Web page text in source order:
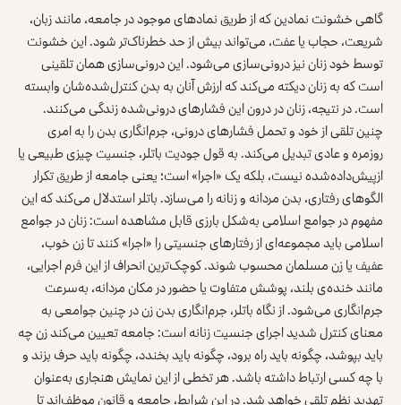
گاهی خشونت نمادین که از طریق نمادهای موجود در جامعه، مانند زبان،
شریعت، حجاب یا عفت، می‌تواند بیش از حد خطرناک‌تر شود. این خشونت
توسط خود زنان نیز درونی‌سازی می‌شود. این درونی‌سازی همان تلقینی
است که به زنان دیکته می‌کند که ارزش آنان به بدن کنترل‌شده‌شان وابسته
است. در نتیجه، زنان در درون این فشارهای درونی‌شده زندگی می‌کنند.
چنین تلقی از خود و تحمل فشارهای درونی، جرم‌انگاری بدن را به امری
روزمره و عادی تبدیل می‌کند. به قول جودیت باتلر، جنسیت چیزی طبیعی یا
ازپیش‌داده‌شده نیست، بلکه یک «اجرا» است؛ یعنی جامعه از طریق تکرار
الگوهای رفتاری، بدن مردانه و زنانه را می‌سازد. باتلر استدلال می‌کند که این
مفهوم در جوامع اسلامی به‌شکل بارزی قابل مشاهده است: زنان در جوامع
اسلامی باید مجموعه‌ای از رفتارهای جنسیتی را «اجرا» کنند تا زن خوب،
عفیف یا زن مسلمان محسوب شوند. کوچک‌ترین انحراف از این فرم اجرایی،
مانند خنده‌ی بلند، پوشش متفاوت یا حضور در مکان مردانه، به‌سرعت
جرم‌انگاری می‌شود. از نگاه باتلر، جرم‌انگاری بدن زن در چنین جوامعی به
معنای کنترل شدید اجرای جنسیت زنانه است: جامعه تعیین می‌کند زن چه
باید بپوشد، چگونه باید راه برود، چگونه باید بخندد، چگونه باید حرف بزند و
با چه کسی ارتباط داشته باشد. هر تخطی از این نمایش هنجاری به‌عنوان
تهدید نظم تلقی خواهد شد. در این شرایط، جامعه و قانون موظف‌اند تا